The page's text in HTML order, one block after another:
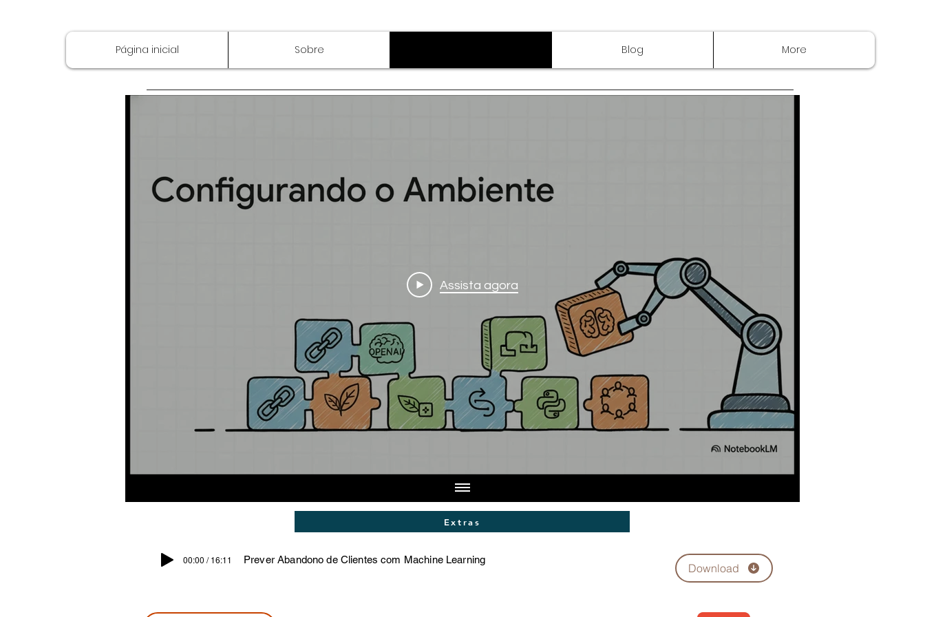
Página inicial Sobre Blog More
Assista agora
Extras
00:00 / 16:11 Prever Abandono de Clientes com Machine Learning
Download